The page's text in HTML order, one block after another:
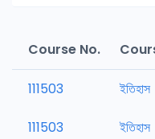
Course No.
111503 ইতিহাস
111503 ইতিহাস